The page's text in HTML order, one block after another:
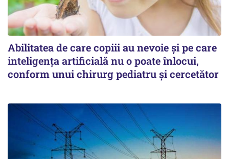
Abilitatea de care copiii au nevoie și pe care
inteligența artificială nu o poate înlocui,
conform unui chirurg pediatru și cercetător